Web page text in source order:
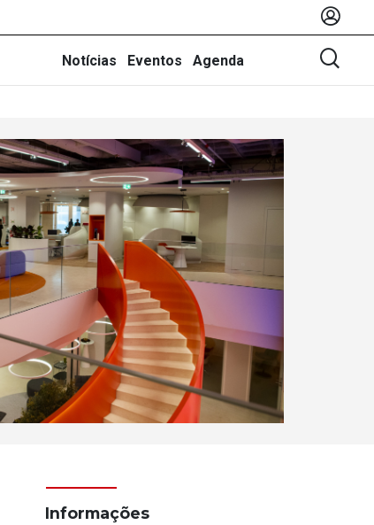
Notícias Eventos Agenda
Informações